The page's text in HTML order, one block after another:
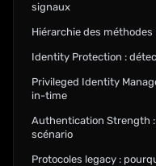
signaux
Hiérarchie des méthodes
Identity Protection :
Privileged Identity
in-time
Authentication Strength :
scénario
Protocoles legacy :